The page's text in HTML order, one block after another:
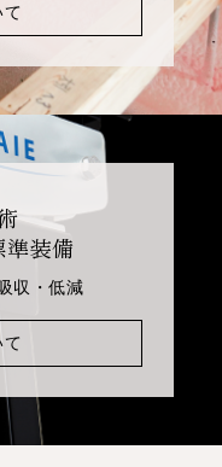
て
準装備
収・低減
て